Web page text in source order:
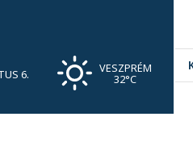
6. VESZPRÉM
32°C